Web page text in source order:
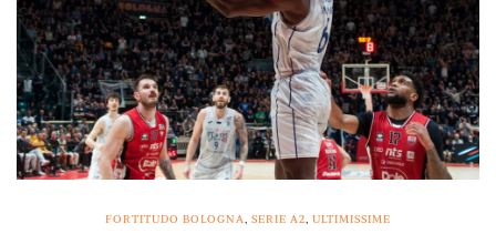
FORTITUDO BOLOGNA, SERIE A2, ULTIMISSIME